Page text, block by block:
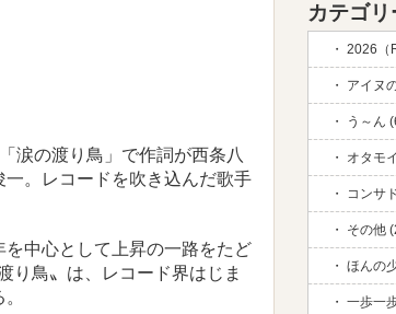
涙の渡り鳥」で作詞が西条八
。レコードを吹き込んだ歌手
中心として上昇の一路をたど
り鳥〟は、レコード界はじま
カテゴ
2026（
アイヌ
う～ん
オタモ
コンサ
その他
ほんの
一歩一